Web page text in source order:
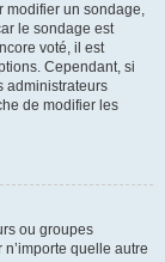
modifier un sondage,
le sondage est
voté, il est
Cependant, si
administrateurs
de modifier les
ou groupes
quelle autre